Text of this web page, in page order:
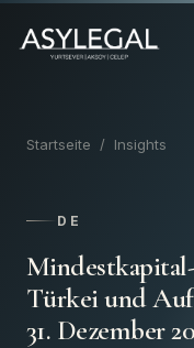
Startseite / Insights
DE
Türkei und
31. Dezember